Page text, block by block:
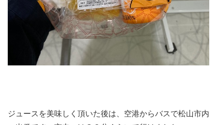
ジュースを美味しく頂いた後は、空港からバスで松山市内